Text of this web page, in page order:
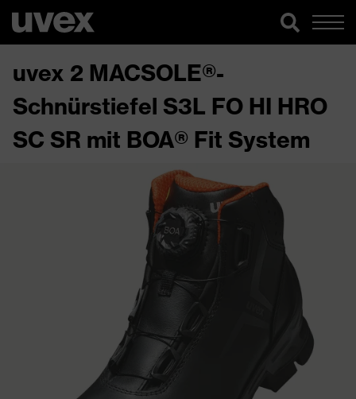
uvex 2 MACSOLE®-
Schnürstiefel S3L FO HI HRO
SC SR mit BOA® Fit System